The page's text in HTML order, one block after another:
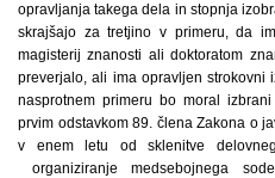
opravljanja takega dela in stopnja
skrajšajo za tretjino v primeru, da
magisterij znanosti ali doktoratom
preverjalo, ali ima opravljen strokovni
nasprotnem primeru bo moral
prvim odstavkom 89. člena Zakona o
v enem letu od sklenitve
organiziranje medsebojnega